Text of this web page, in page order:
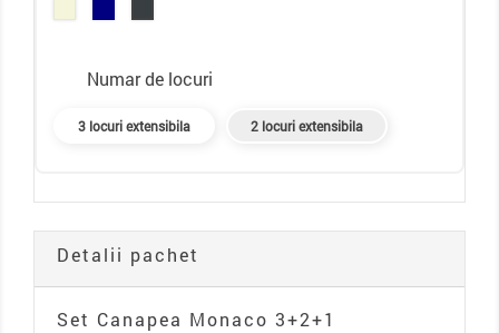
Numar de locuri
3 locuri extensibila 2 locuri extensibila
Detalii pachet
Set Canapea Monaco 3+2+1